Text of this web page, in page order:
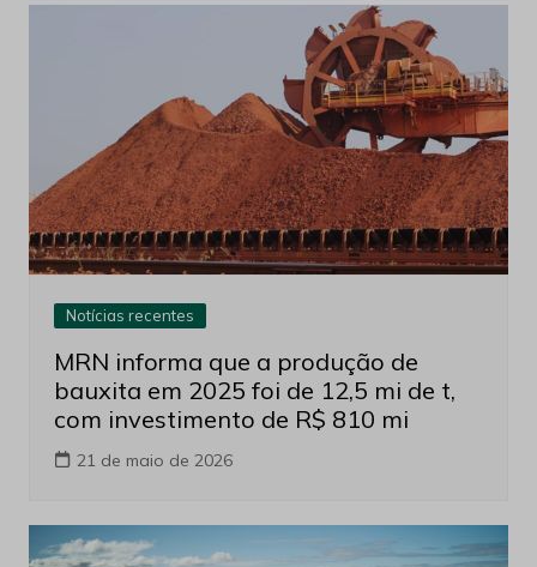
Notícias recentes
MRN informa que a produção de
bauxita em 2025 foi de 12,5 mi de t,
com investimento de R$ 810 mi
21 de maio de 2026